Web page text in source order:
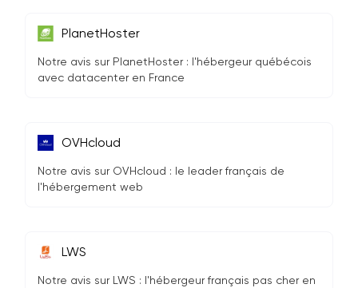
PlanetHoster
Notre avis sur PlanetHoster : l'hébergeur québécois
avec datacenter en France
OVHcloud
Notre avis sur OVHcloud : le leader français de
l'hébergement web
LWS
Notre avis sur LWS : l'hébergeur français pas cher en